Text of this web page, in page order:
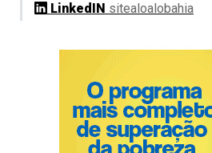
LinkedIN sitealoalobahia